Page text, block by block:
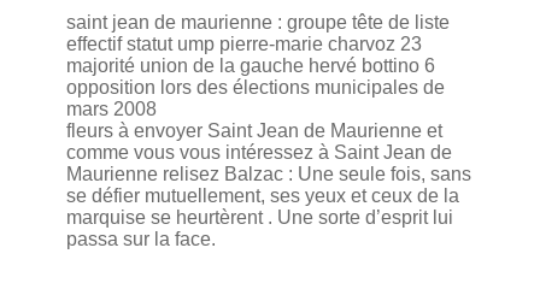
saint jean de maurienne : groupe tête de liste
effectif statut ump pierre-marie charvoz 23
majorité union de la gauche hervé bottino 6
opposition lors des élections municipales de
mars 2008
fleurs à envoyer Saint Jean de Maurienne et
comme vous vous intéressez à Saint Jean de
Maurienne relisez Balzac : Une seule fois, sans
se défier mutuellement, ses yeux et ceux de la
marquise se heurtèrent . Une sorte d’esprit lui
passa sur la face.